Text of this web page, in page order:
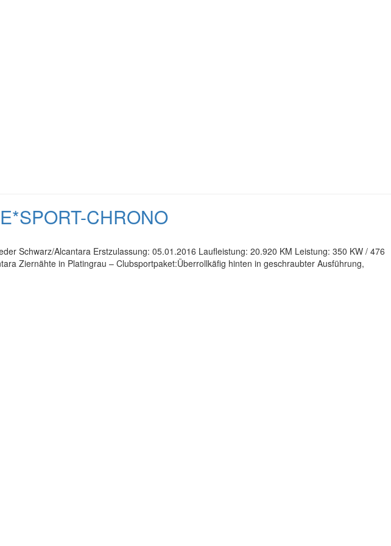
CHRONO
Schwarz/Alcantara Erstzulassung: 05.01.2016 Laufleistung: 20.920 KM Leistung: 350 KW / 476
Ziernähte in Platingrau – Clubsportpaket:Überrollkäfig hinten in geschraubter Ausführung,